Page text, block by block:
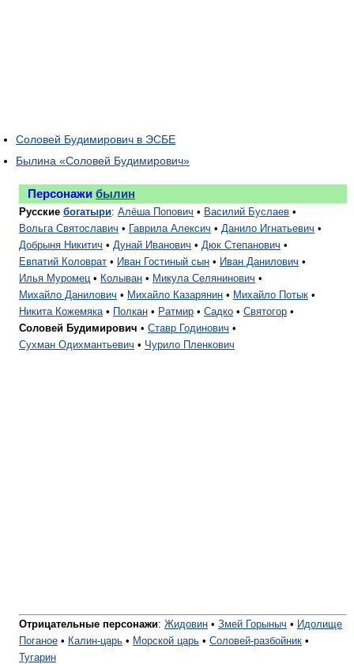
Соловей Будимирович в ЭСБЕ
Былина «Соловей Будимирович»
Персонажи былин
Русские богатыри: Алёша Попович • Василий Буслаев •
Вольга Святославич • Гаврила Алексич • Данило Игнатьевич •
Добрыня Никитич • Дунай Иванович • Дюк Степанович •
Евпатий Коловрат • Иван Гостиный сын • Иван Данилович •
Илья Муромец • Колыван • Микула Селянинович •
Михайло Данилович • Михайло Казарянин • Михайло Потык •
Никита Кожемяка • Полкан • Ратмир • Садко • Святогор •
Соловей Будимирович • Ставр Годинович •
Сухман Одихмантьевич • Чурило Пленкович
Отрицательные персонажи: Жидовин • Змей Горыныч • Идолище
Поганое • Калин-царь • Морской царь • Соловей-разбойник •
Тугарин